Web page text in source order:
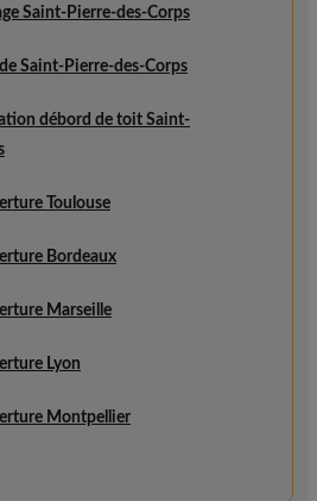
Saint-Pierre-des-Corps
Saint-Pierre-des-Corps
débord de toit Saint-
Toulouse
Bordeaux
Marseille
Lyon
Montpellier